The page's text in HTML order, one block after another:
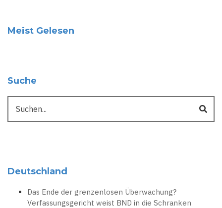
Meist Gelesen
Suche
Deutschland
Das Ende der grenzenlosen Überwachung?
Verfassungsgericht weist BND in die Schranken